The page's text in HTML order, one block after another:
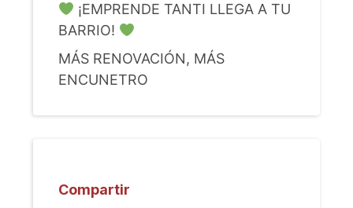
¡EMPRENDE TANTI LLEGA A TU
BARRIO!
MÁS RENOVACIÓN, MÁS
ENCUNETRO
Compartir